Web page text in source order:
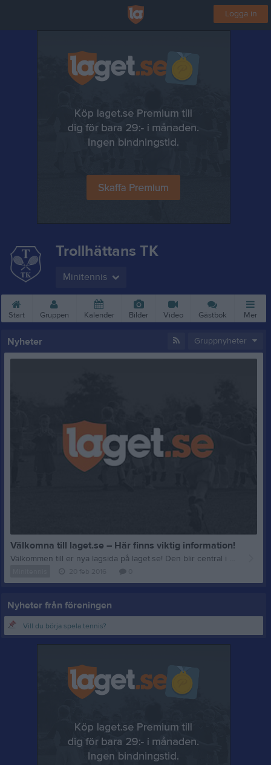
Logga in
Trollhättans TK
Minitennis
Start Gruppen Kalender Bilder Video Gästbok Mer
Nyheter Gruppnyheter
Välkomna till laget.se – Här finns viktig information!
Välkommen till er nya lagsida på laget.se! Den blir central i all kommunikation mellan spelare, ledare, föräldrar och andra intresserade. För att komma igång direkt med en bra kommunikation i och omkring laget finns ett antal viktiga punkter för sidans administratör: • Logga in och lägga till alla spelare och ledare under Medlemmar. • Fylla på kalendern med alla inplanerade aktiviteter. Matcher läggs till via Serier medan träningar och andra aktiviteter läggs till via Aktiviteter. • Skriv nyheter löpande och berätta om verksamheten. I takt med att nya nyheter läggs till kommer den här nyhetstexten att försvinna. Om någon i laget har frågor om laget.se är man alltid välkommen att kontakta vår support på support@laget.se eller 019-15 44 00. Varmt välkomna till laget.se!
Nyheter från föreningen
Vill du börja spela tennis?